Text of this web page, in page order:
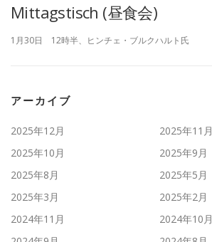
Mittagstisch (昼食会)
1月30日 12時半、ヒンチェ・ブルクハルト氏
アーカイブ
2025年12月
2025年11月
2025年10月
2025年9月
2025年8月
2025年5月
2025年3月
2025年2月
2024年11月
2024年10月